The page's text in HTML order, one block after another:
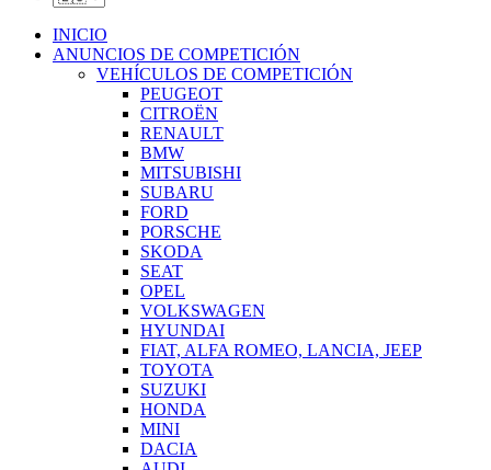
INICIO
ANUNCIOS DE COMPETICIÓN
VEHÍCULOS DE COMPETICIÓN
PEUGEOT
CITROËN
RENAULT
BMW
MITSUBISHI
SUBARU
FORD
PORSCHE
SKODA
SEAT
OPEL
VOLKSWAGEN
HYUNDAI
FIAT, ALFA ROMEO, LANCIA, JEEP
TOYOTA
SUZUKI
HONDA
MINI
DACIA